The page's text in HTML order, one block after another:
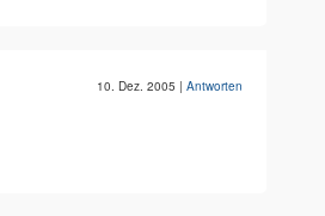
10. Dez. 2005 | Antworten